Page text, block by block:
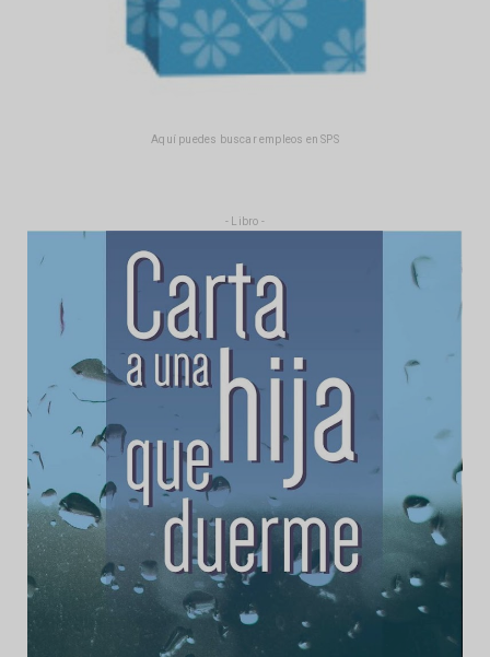
Aquí puedes buscar empleos en SPS
- Libro -